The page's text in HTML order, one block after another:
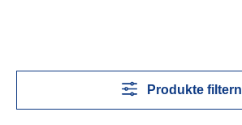
Produkte filtern